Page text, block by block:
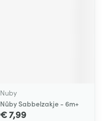
Nuby
Nûby Sabbelzakje - 6m+
€ 7,99